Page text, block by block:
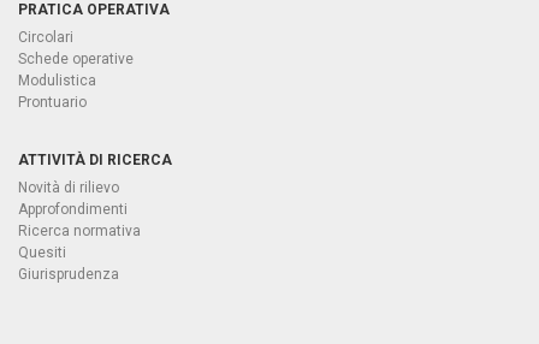
PRATICA OPERATIVA
Circolari
Schede operative
Modulistica
Prontuario
ATTIVITÀ DI RICERCA
Novità di rilievo
Approfondimenti
Ricerca normativa
Quesiti
Giurisprudenza